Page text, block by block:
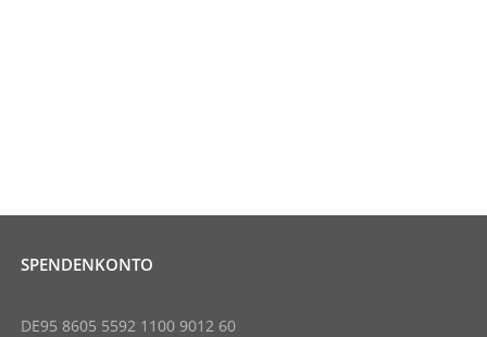
SPENDENKONTO
DE95 8605 5592 1100 9012 60